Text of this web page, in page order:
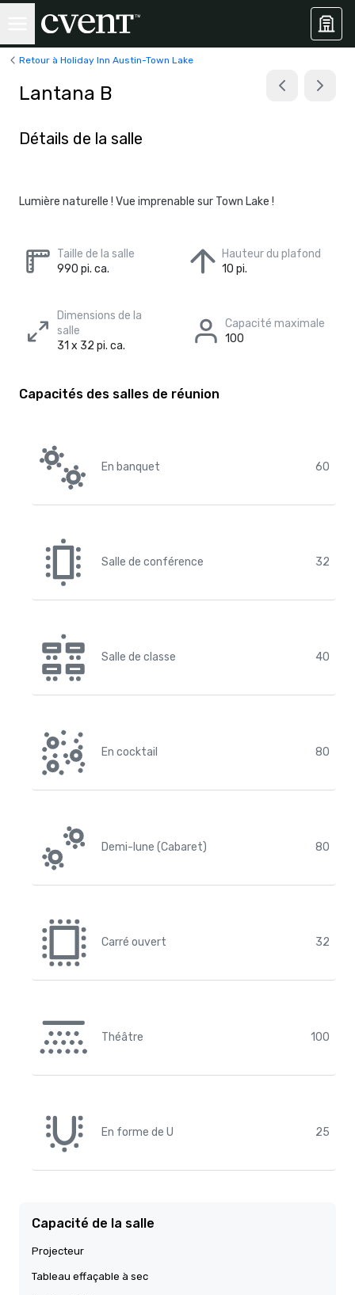
Retour à Holiday Inn Austin-Town Lake
Lantana B
Détails de la salle
Lumière naturelle ! Vue imprenable sur Town Lake !
Taille de la salle
990 pi. ca.
Hauteur du plafond
10 pi.
Dimensions de la
salle
31 x 32 pi. ca.
Capacité maximale
100
Capacités des salles de réunion
En banquet 60
Salle de conférence 32
Salle de classe 40
En cocktail 80
Demi-lune (Cabaret) 80
Carré ouvert 32
Théâtre 100
En forme de U 25
Capacité de la salle
Projecteur
Tableau effaçable à sec